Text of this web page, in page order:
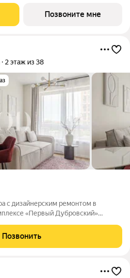
за консультацией. В северной
Позвоните мне
2 этаж из 38
«Первый Дубровский»
дизайнерским ремонтом.
к проживанию
Позвонить